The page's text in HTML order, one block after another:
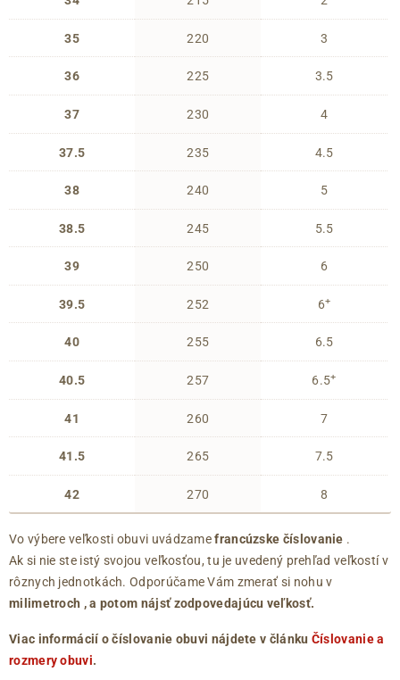
35
36
37
37.5
38
38.5
39
39.5
40
40.5
41
41.5
42
220
225
230
235
240
245
250
252
255
257
260
265
270
3
3.5
4
4.5
5
5.5
6
6+
6.5
6.5+
7
7.5
8
Vo výbere veľkosti obuvi uvádzamefrancúzske číslovanie .
Ak si nie ste istý svojou veľkosťou, tu je uvedený prehľad veľkostí v
rôznych jednotkách. Odporúčame Vám zmerať si nohu v
milimetroch , a potom nájsť zodpovedajúcu veľkosť.
Viac informácií o číslovanie obuvi nájdete v článku Číslovanie a
rozmery obuvi.